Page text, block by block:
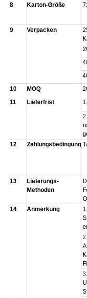
8 Karton-Größe
9 Verpacken
10
MOQ
11
Lieferfrist 1.
2.
12
Zahlungsbedingung
13
Lieferungs-
Methoden
14
Anmerkung 1.
2.
3.